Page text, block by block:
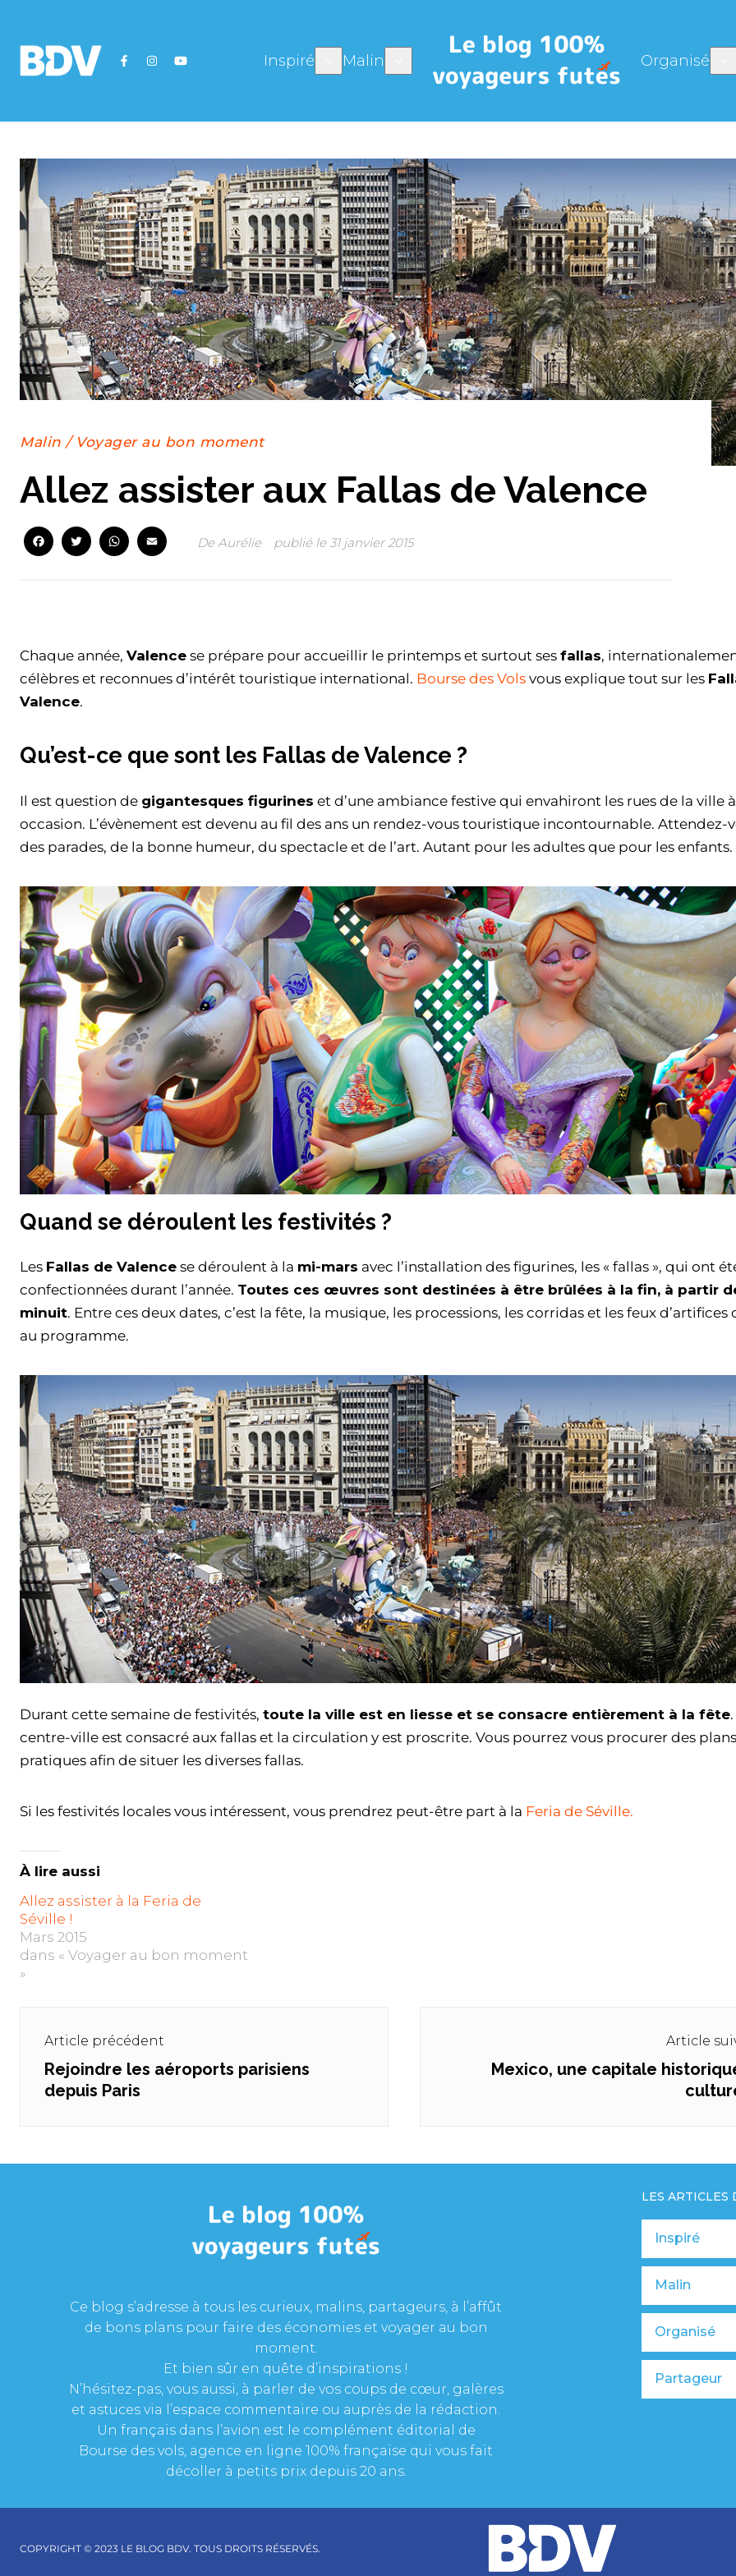
Inspiré Malin Organisé
Malin / Voyager au bon moment
Allez assister aux Fallas de Valence
FacebookTwitterWhatsApp
Email
DeAurélie publié le31 janvier 2015
Chaque année, Valence se prépare pour accueillir le printemps et surtout ses fallas,
célèbres et reconnues d’intérêt touristique international. Bourse des Vols vous explique tout sur les
Valence.
Qu’est-ce que sont les Fallas de Valence ?
Il est question de gigantesques figurines et d’une ambiance festive qui envahiront les rues de la ville
occasion. L’évènement est devenu au fil des ans un rendez-vous touristique incontournable. Attendez-
des parades, de la bonne humeur, du spectacle et de l’art. Autant pour les adultes que pour les enfants.
Quand se déroulent les festivités ?
Les Fallas de Valence se déroulent à la mi-mars avec l’installation des figurines, les « fallas », qui ont
confectionnées durant l’année. Toutes ces œuvres sont destinées à être brûlées à la fin, à partir
minuit. Entre ces deux dates, c’est la fête, la musique, les processions, les corridas et les feux d’artifices
au programme.
Durant cette semaine de festivités, toute la ville est en liesse et se consacre entièrement à la fête
centre-ville est consacré aux fallas et la circulation y est proscrite. Vous pourrez vous procurer des plans
pratiques afin de situer les diverses fallas.
Si les festivités locales vous intéressent, vous prendrez peut-être part à la Feria de Séville.
À lire aussi
Allez assister à la Feria de
Séville !
Mars 2015
dans « Voyager au bon moment
»
l’articleArticle précédent
Previous
post:
Rejoindre les aéroports parisiens
depuis Paris
Article
Next
Mexico, une capitale
Ce blog s’adresse à tous les curieux, malins, partageurs, à l’affût
de bons plans pour faire des économies et voyager au bon
moment.
Et bien sûr en quête d’inspirations !
N’hésitez-pas, vous aussi, à parler de vos coups de cœur, galères
et astuces via l’espace commentaire ou auprès de la rédaction.
Un français dans l’avion est le complément éditorial de
Bourse des vols, agence en ligne 100% française qui vous fait
décoller à petits prix depuis 20 ans.
LES ARTICLES
Inspiré
Malin
Organisé
Partageur
COPYRIGHT © 2023 LE BLOG BDV. TOUS DROITS RÉSERVÉS.